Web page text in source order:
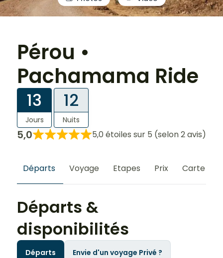
Pérou •
Pachamama Ride
13
Jours
12
Nuits
5,0 5,0 étoiles sur 5 (selon 2 avis)
Départs Voyage Etapes Prix Carte
Départs &
disponibilités
Départs Envie d'un voyage Privé ?